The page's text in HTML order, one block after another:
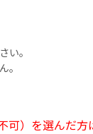
い。
。
）を選んだ方